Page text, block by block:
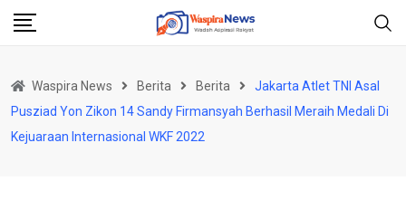
Skip
Waspira News Berita Berita
Jakarta Atlet TNI Asal
Pusziad Yon Zikon 14 Sandy Firmansyah Berhasil Meraih Medali Di
Kejuaraan Internasional WKF 2022